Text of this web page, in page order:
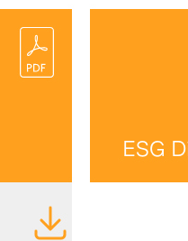
DATEI
ESG